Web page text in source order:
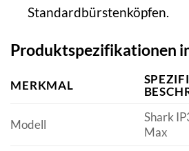
Standardbürstenköpfen.
Produktspezifikationen
MERKMAL
Modell
Shark
Max